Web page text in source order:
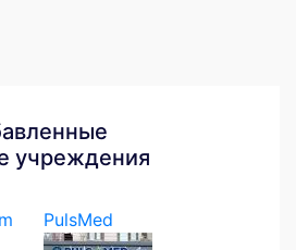
учреждения
PulsMed